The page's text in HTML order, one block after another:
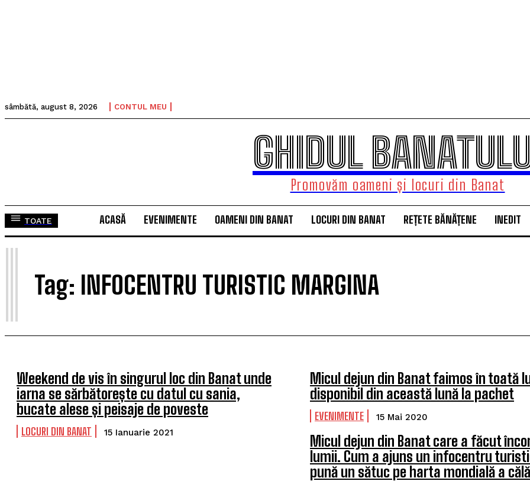
sâmbătă, august 8, 2026 CONTUL MEU
GHIDUL
Promovăm oameni și locuri din Banat
TOATE ACASĂ EVENIMENTE OAMENI DIN BANAT LOCURI DIN BANAT REȚETE BĂNĂȚENE INEDIT
Tag: INFOCENTRU TURISTIC MARGINA
I
Weekend de vis în singurul loc din Banat unde
iarna se sărbătorește cu datul cu sania,
bucate alese și peisaje de poveste
LOCURI DIN BANAT 15 Ianuarie 2021
Micul dejun din Banat faimos în toată
disponibil din această lună la pachet
EVENIMENTE 15 Mai 2020
Micul dejun din Banat care a făcut
lumii. Cum a ajuns un infocentru
pună un sătuc pe harta mondială a